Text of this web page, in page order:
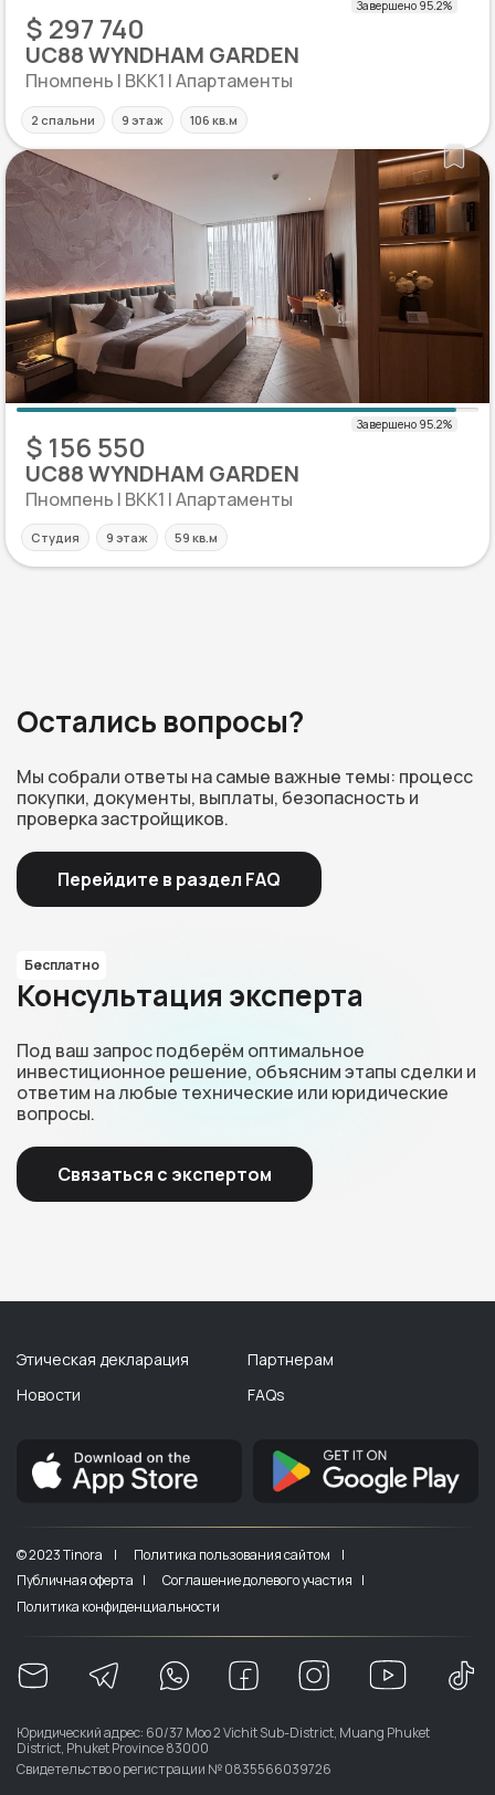
$ 297 740
UC88 WYNDHAM GARDEN
Пномпень | BKK1 | Апартаменты
2 спальни 9 этаж 106 кв.м
$ 156 550
UC88 WYNDHAM GARDEN
Пномпень | BKK1 | Апартаменты
Студия 9 этаж 59 кв.м
Остались вопросы?
Мы собрали ответы на самые важные темы: процесс
покупки, документы, выплаты, безопасность и
проверка застройщиков.
Перейдите в раздел FAQ
Бесплатно
Консультация эксперта
Под ваш запрос подберём оптимальное
инвестиционное решение, объясним этапы сделки и
ответим на любые технические или юридические
вопросы.
Связаться с экспертом
Этическая декларация
Новости
Партнерам
FAQs
© 2023 Tinora |
Политика пользования сайтом |
Публичная оферта |
Соглашение долевого участия |
Политика конфиденциальности
Юридический адрес: 60/37 Moo 2 Vichit Sub-District, Muang Phuket
District, Phuket Province 83000
Свидетельство о регистрации № 0835566039726